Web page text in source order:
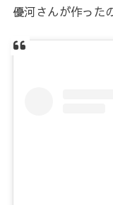
優河さんが作った